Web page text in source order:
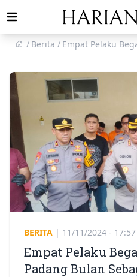
Open main menu
Berita
Empat Pelaku
BERITA | 11/11/2024 - 17:57
Empat Pelaku
Padang Bulan